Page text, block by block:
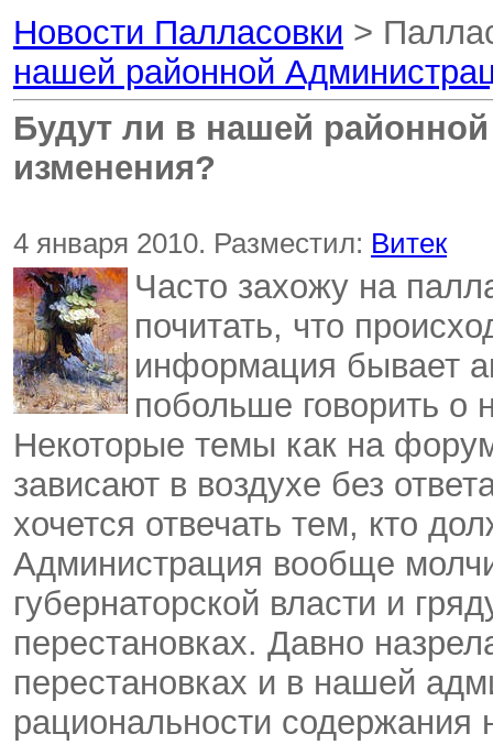
Новости Палласовки >
нашей районной
Будут ли в нашей
изменения?
4 января 2010. Разместил: Витек
Часто захожу на
почитать, что
информация бывает
побольше говорить о
Некоторые темы как на
зависают в воздухе без
хочется отвечать тем, кто
Администрация вообще
губернаторской власти и
перестановках. Давно
перестановках и в нашей
рациональности